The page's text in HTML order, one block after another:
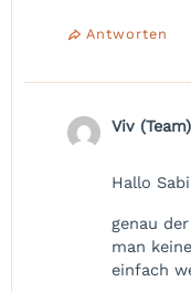
Antworten
Viv (Team)
Hallo
genau
man
einfach